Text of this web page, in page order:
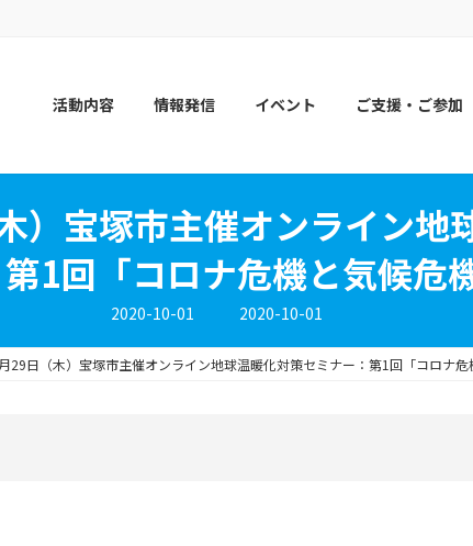
活動内容 情報発信 イベント ご支援・ご参加
）宝塚市主催オンライン地
1回「コロナ危機と気候危機
2020-10-01 最
終
更
新
日
2020-10-01
29日（木）宝塚市主催オンライン地球温暖化対策セミナー：第1回「コロナ危